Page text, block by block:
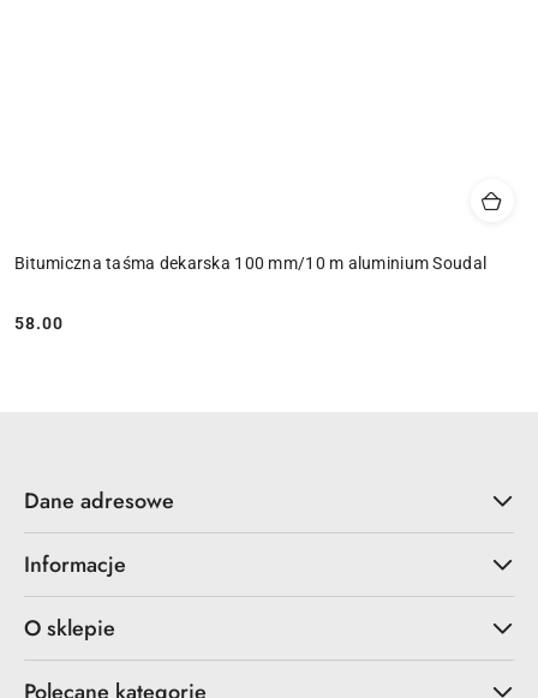
Bitumiczna taśma dekarska 100 mm/10 m aluminium Soudal
Cena:
58.00
Dane adresowe
Informacje
O sklepie